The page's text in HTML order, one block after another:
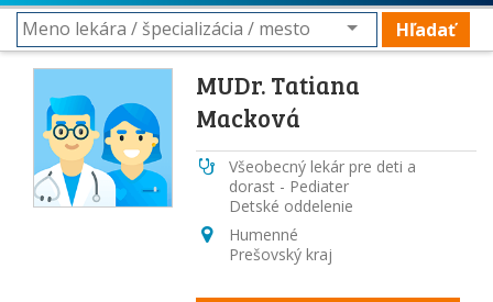
Hľadať
MUDr. Tatiana
Macková
Všeobecný lekár pre deti a
dorast - Pediater
Detské oddelenie
Humenné
Prešovský kraj